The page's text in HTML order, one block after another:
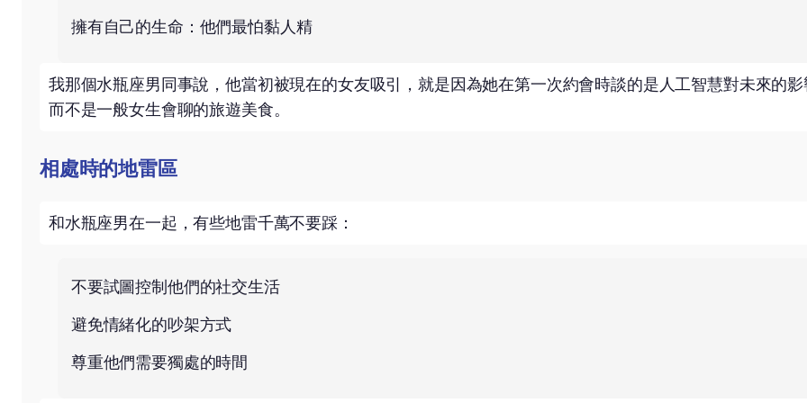
擁有自己的生命：他們最怕黏人精
我那個水瓶座男同事說，他當初被現在的女友吸引，就是因為她在第一次約會時談的是人工智慧對未來的
而不是一般女生會聊的旅遊美食。
相處時的地雷區
和水瓶座男在一起，有些地雷千萬不要踩：
不要試圖控制他們的社交生活
避免情緒化的吵架方式
尊重他們需要獨處的時間